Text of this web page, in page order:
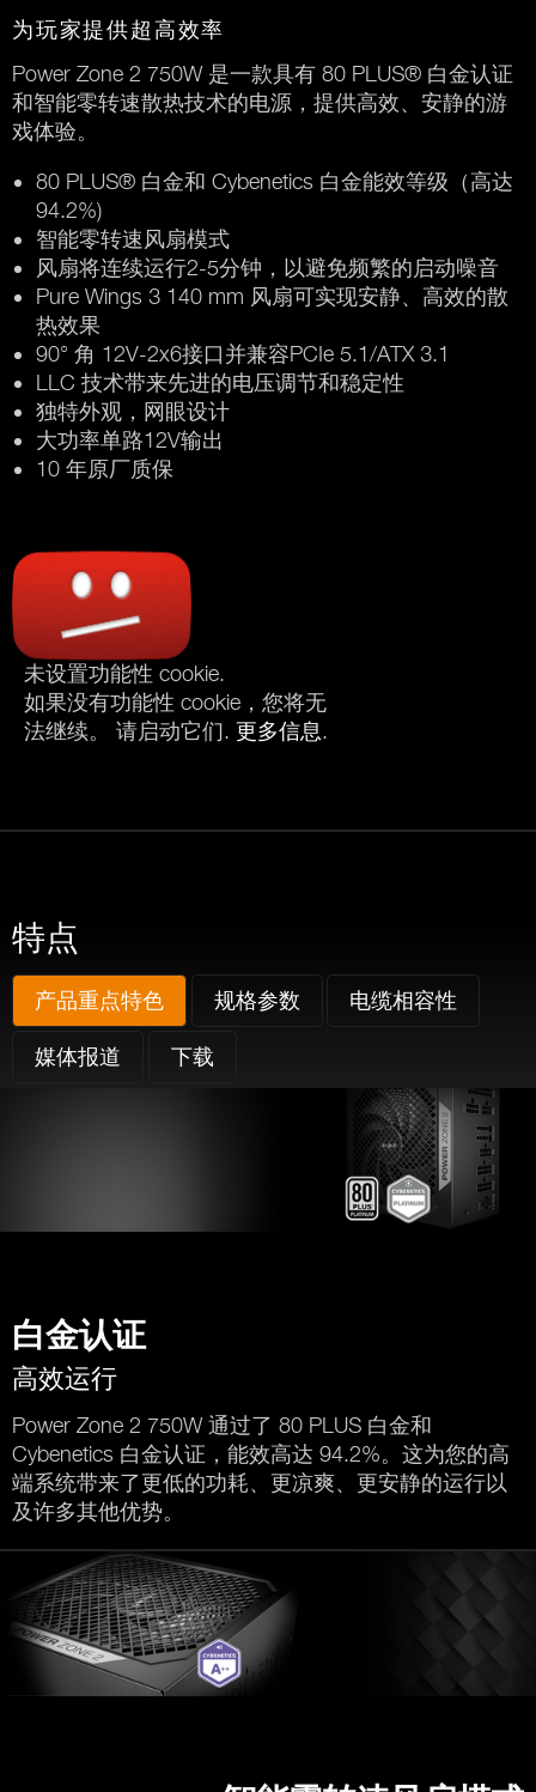
为玩家提供超高效率
Power Zone 2 750W 是一款具有 80 PLUS® 白金认证
和智能零转速散热技术的电源，提供高效、安静的游
戏体验。
80 PLUS® 白金和 Cybenetics 白金能效等级（高达
94.2%)
智能零转速风扇模式
风扇将连续运行2-5分钟，以避免频繁的启动噪音
Pure Wings 3 140 mm 风扇可实现安静、高效的散
热效果
90° 角 12V-2x6接口并兼容PCIe 5.1/ATX 3.1
LLC 技术带来先进的电压调节和稳定性
独特外观，网眼设计
大功率单路12V输出
10 年原厂质保
未设置功能性 cookie.
如果没有功能性 cookie，您将无
法继续。 请启动它们. 更多信息.
特点
产品重点特色 规格参数 电缆相容性
媒体报道 下载
白金认证
高效运行
Power Zone 2 750W 通过了 80 PLUS 白金和
Cybenetics 白金认证，能效高达 94.2%。这为您的高
端系统带来了更低的功耗、更凉爽、更安静的运行以
及许多其他优势。